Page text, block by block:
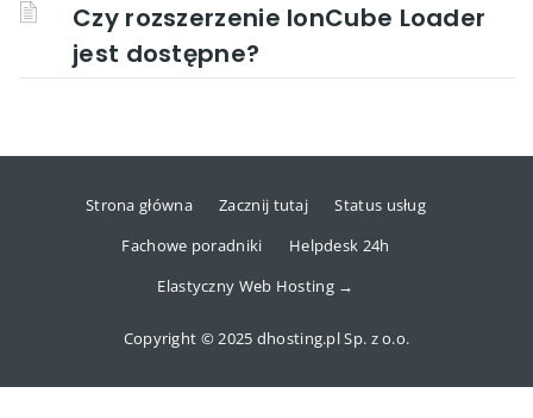
Czy rozszerzenie IonCube Loader
jest dostępne?
Strona główna Zacznij tutaj
Status usług
Fachowe poradniki
Helpdesk 24h
Elastyczny Web Hosting →
Copyright © 2025 dhosting.pl Sp. z o.o.